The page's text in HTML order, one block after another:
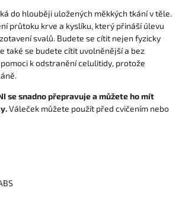
do hlouběji uložených měkkých tkání v těle.
průtoku krve a kyslíku, který přináší úlevu
svalů. Budete se cítit nejen fyzicky
také se budete cítit uvolněnější a bez
k odstranění celulitidy, protože
se snadno přepravuje a můžete ho mít
Váleček můžete použít před cvičením nebo